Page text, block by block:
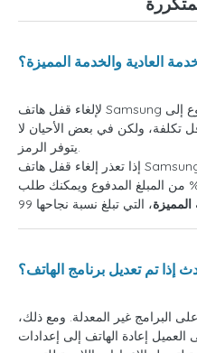
العادية والخدمة المميزة؟
إلى
تكلفة، ولكن في بعض الأحيان لا
يتوفر الرمز.
إذا تعذر إلغاء قفل هاتف Samsung الخاص بك باستخدام هذه الخدمة
المميزة
إذا تم تعديل برنامج الهاتف؟
التحرير فعالة بنسبة 100٪ على البرامج غير المعدلة. ومع ذلك،
إعادة الهاتف إلى إعدادات